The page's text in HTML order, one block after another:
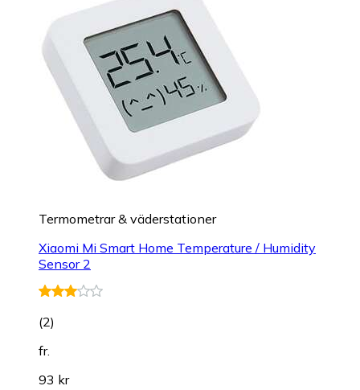
Termometrar & väderstationer
Xiaomi Mi Smart Home Temperature / Humidity
Sensor 2
(2)
fr.
93 kr